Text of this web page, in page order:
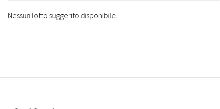
Nessun lotto suggerito disponibile.